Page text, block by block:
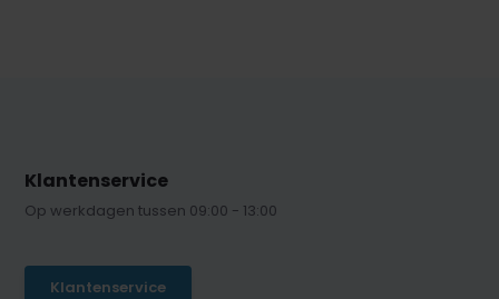
Klantenservice
Op werkdagen tussen 09:00 - 13:00
Klantenservice